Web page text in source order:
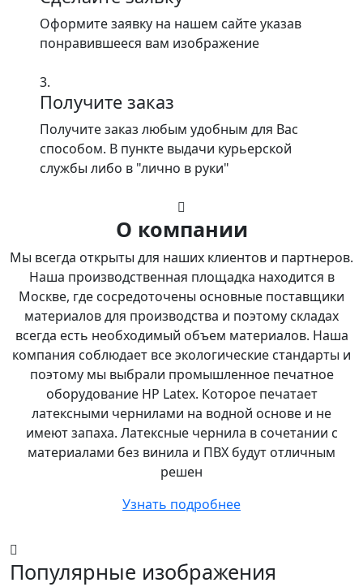
Оформите заявку на нашем сайте указав
понравившееся вам изображение
3.
Получите заказ
Получите заказ любым удобным для Вас
способом. В пункте выдачи курьерской
службы либо в "лично в руки"
О компании
Мы всегда открыты для наших клиентов и партнеров.
Наша производственная площадка находится в
Москве, где сосредоточены основные поставщики
материалов для производства и поэтому складах
всегда есть необходимый объем материалов. Наша
компания соблюдает все экологические стандарты и
поэтому мы выбрали промышленное печатное
оборудование НР Latex. Которое печатает
латексными чернилами на водной основе и не
имеют запаха. Латексные чернила в сочетании с
материалами без винила и ПВХ будут отличным
решен
Узнать подробнее
Популярные изображения